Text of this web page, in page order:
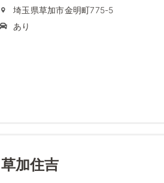
埼玉県草加市金明町775-5
あり
加住吉